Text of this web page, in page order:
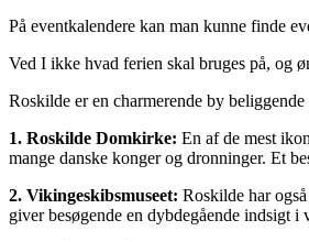
På eventkalendere kan man kunne finde
Ved I ikke hvad ferien skal bruges på, og
Roskilde er en charmerende by
1. Roskilde Domkirke: En af de mest
mange danske konger og dronninger. Et
2. Vikingeskibsmuseet: Roskilde har
giver besøgende en dybdegående indsigt